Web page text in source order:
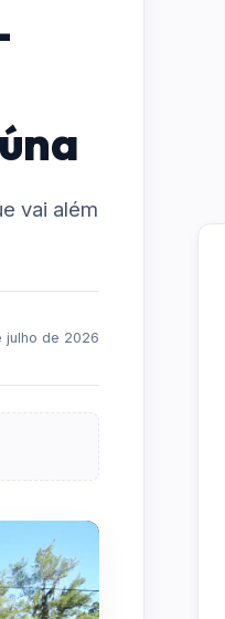
vai além
julho de 2026